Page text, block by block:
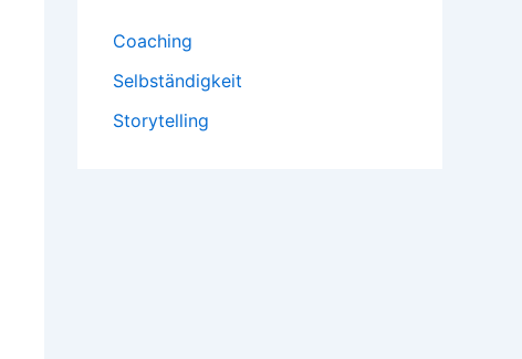
Coaching
Selbständigkeit
Storytelling